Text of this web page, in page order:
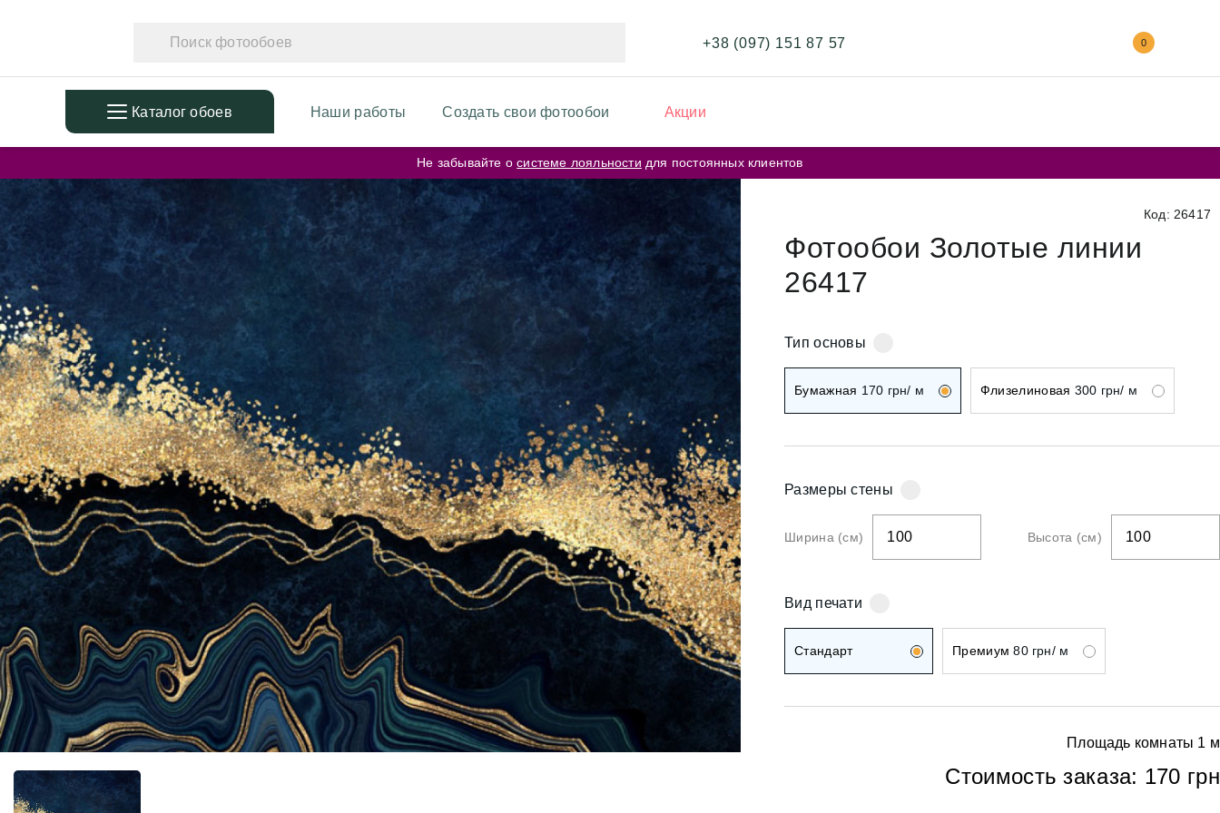
+38 (097) 151 87 57 0
Каталог обоев
ПОПУЛЯРНЫЕ
Фотообои в детскую
Дизайнерские листья
3D Фотообои
Фотообои расширяющие
пространство
Фотообои простые линии
ТЕМАТИКИ ФОТООБОЕВ
Фотообои перья
Фотообои карта мира
Фотообои кирпичная стена
Фотообои города
Дизайнерские цветы
Фотообои арт
Фотообои деревья
Фотообои мемфис
Фотообои геометрия
Фотообои абстракция
Фотообои горы и лес
Фотообои золото
Фотообои разное
ФОТООБОИ ПО ЦВЕТУ
Бежевые фотообои
Серые фотообои
Розовые фотообои
Белые фотообои
Коричневые фотообои
Черные фотообои
Красные фотообои
Оранжевые фотообои
Желтые фотообои
Зеленые фотообои
Голубые фотообои
Наши работы Создать свои фотообои Акции
Не забывайте осистеме лояльности для постоянных клиентов
Код: 26417
Фотообои Золотые линии
26417
Тип основы
Бумажная 170 грн/ м Флизелиновая 300 грн/ м
Размеры стены
Ширина (см) Высота (см)
Вид печати
Стандарт Премиум 80 грн/ м
Площадь комнаты 1 м
Стоимость заказа: 170 грн